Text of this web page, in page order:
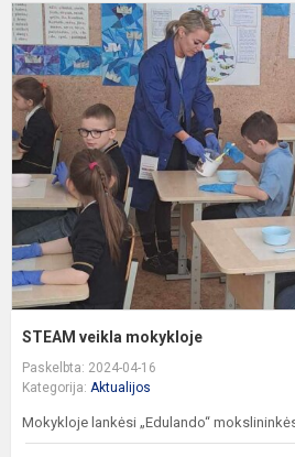
STEAM veikla mokykloje
Paskelbta: 2024-04-16
Kategorija: Aktualijos
Mokykloje lankėsi „Edulando“